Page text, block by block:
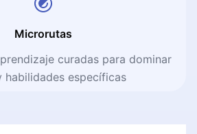
Microrutas
curadas para dominar
habilidades específicas